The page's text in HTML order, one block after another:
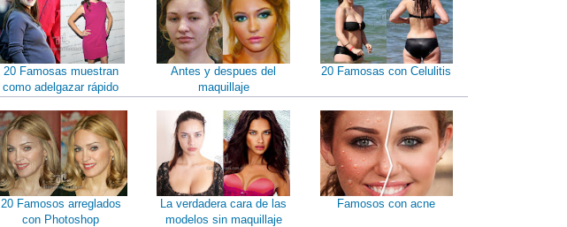
20 Famosas muestran
como adelgazar rápido
Antes y despues del
maquillaje
20 Famosas con Celulitis
20 Famosos arreglados
con Photoshop
La verdadera cara de las
modelos sin maquillaje
Famosos con acne